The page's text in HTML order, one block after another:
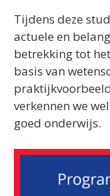
Tijdens deze
actuele en
betrekking tot
basis van
verkennen we
goed onderwijs.